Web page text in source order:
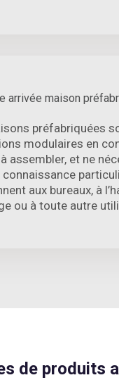
arrivée maison
préfabriquées
modulaires en
assembler, et ne
connaissance
aux bureaux, à
ou à toute autre
de produits